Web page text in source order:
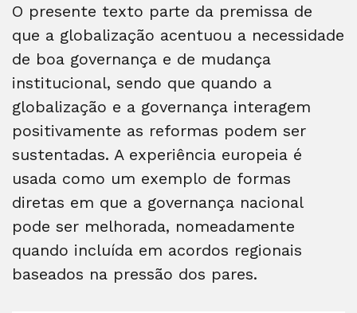
O presente texto parte da premissa de
que a globalização acentuou a necessidade
de boa governança e de mudança
institucional, sendo que quando a
globalização e a governança interagem
positivamente as reformas podem ser
sustentadas. A experiência europeia é
usada como um exemplo de formas
diretas em que a governança nacional
pode ser melhorada, nomeadamente
quando incluída em acordos regionais
baseados na pressão dos pares.